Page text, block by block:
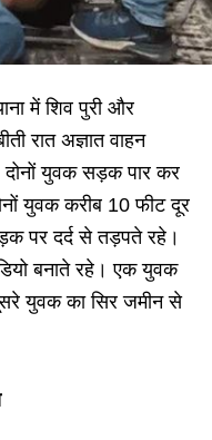
में शिव पुरी और
रात अज्ञात वाहन
दोनों युवक सड़क पार कर
युवक करीब 10 फीट दूर
पर दर्द से तड़पते रहे।
बनाते रहे। एक युवक
युवक का सिर जमीन से